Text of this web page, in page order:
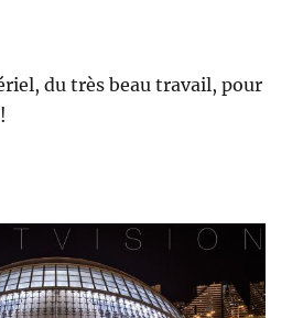
du très beau travail, pour